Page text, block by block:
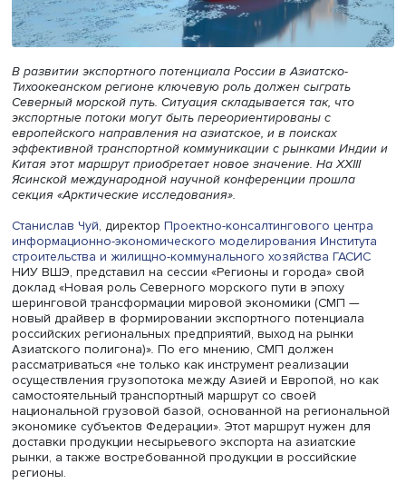
В развитии экспортного потенциала России в Азиатско-
Тихоокеанском регионе ключевую роль должен сыграть
Северный морской путь. Ситуация складывается так,
экспортные потоки могут быть переориентированы с
европейского направления на азиатское, и в поисках
эффективной транспортной коммуникации с рынками
Китая этот маршрут приобретает новое значение.На
Ясинской международной научной конференции
секция «Арктические исследования».
Станислав Чуй, директорПроектно-консалтингового
информационно-экономического моделирования
строительства и жилищно-коммунального хозяйства
НИУ ВШЭ, представил на сессии «Регионы и города»
доклад «Новая роль Северного морского пути в эпоху
шеринговой трансформации мировой экономики (СМП
новый драйвер в формировании экспортного
российских региональных предприятий, выход на рынки
Азиатского полигона)»